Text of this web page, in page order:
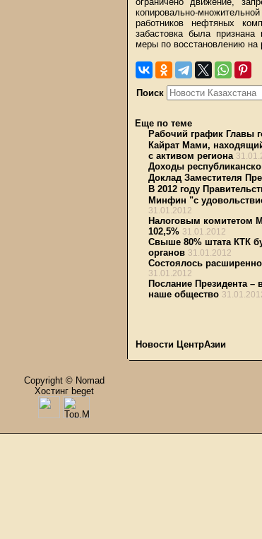
копировально-
работников нефтяных
забастовка была
меры по восстановлению на
Поиск
Еще по теме
Рабочий график Главы
Кайрат Мами,
с активом региона
Доходы
Доклад Заместителя
В 2012 году
Минфин "с
31.01.2012
Налоговым комитетом
102,5% 31.01.2012
Свыше 80% штата КТК
органов 31.01.2012
Состоялось
31.01.2012
Послание Президента –
наше общество
Новости ЦентрАзии
Copyright © Nomad
Хостинг beget